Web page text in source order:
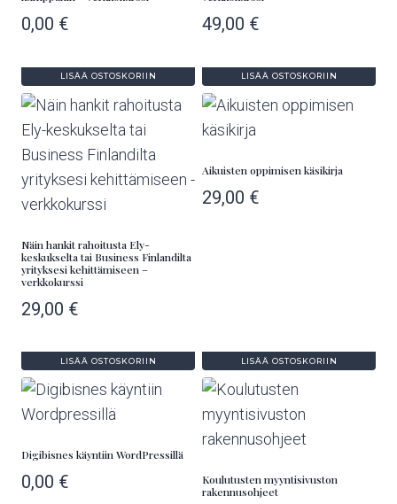
0,00 €
LISÄÄ OSTOSKORIIN
49,00 €
LISÄÄ OSTOSKORIIN
Näin hankit rahoitusta Ely-
keskukselta tai Business Finlandilta
yrityksesi kehittämiseen –
verkkokurssi
29,00 €
LISÄÄ OSTOSKORIIN
Aikuisten oppimisen käsikirja
29,00 €
LISÄÄ OSTOSKORIIN
Digibisnes käyntiin WordPressillä
0,00 €
Koulutusten myyntisivuston
rakennusohjeet